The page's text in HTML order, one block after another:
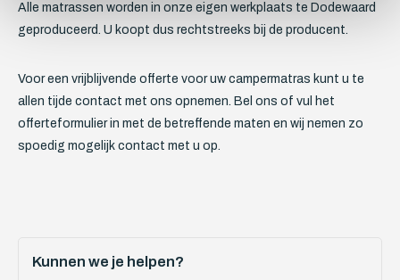
Alle matrassen worden in onze eigen werkplaats te Dodewaard
geproduceerd. U koopt dus rechtstreeks bij de producent.
Voor een vrijblijvende offerte voor uw campermatras kunt u te
allen tijde contact met ons opnemen. Bel ons of vul het
offerteformulier in met de betreffende maten en wij nemen zo
spoedig mogelijk contact met u op.
Kunnen we je helpen?